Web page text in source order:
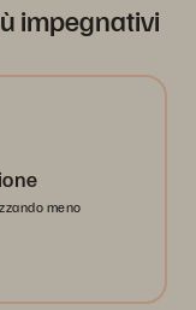
impegnativi
meno